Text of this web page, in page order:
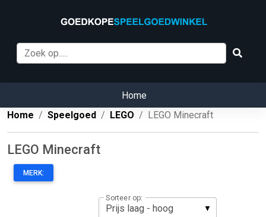
Home
Home
Speelgoed LEGO LEGO Minecraft
LEGO Minecraft
MERK:
Sorteer op: